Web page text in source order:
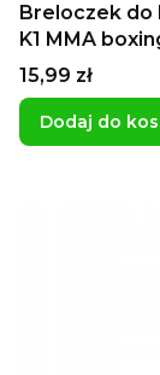
Breloczek do
K1 MMA
sportowca
Cena
15,99 zł
Dodaj do